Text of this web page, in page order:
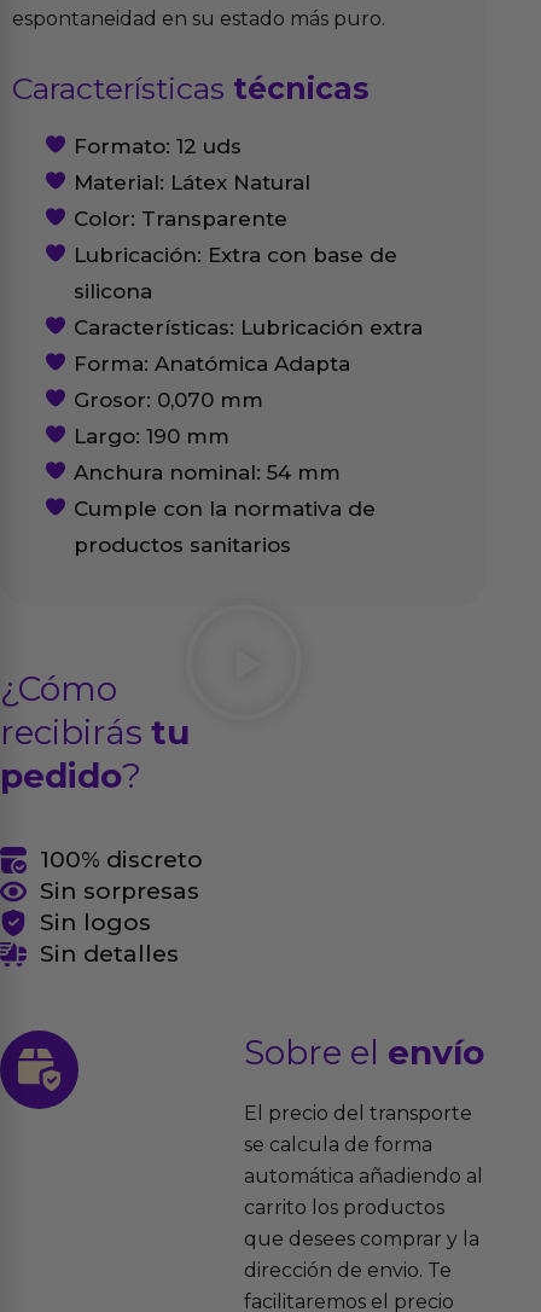
espontaneidad en su estado más puro.
Características técnicas
Formato: 12 uds
Material: Látex Natural
Color: Transparente
Lubricación: Extra con base de
silicona
Características: Lubricación extra
Forma: Anatómica Adapta
Grosor: 0,070 mm
Largo: 190 mm
Anchura nominal: 54 mm
Cumple con la normativa de
productos sanitarios
¿Cómo
recibirás tu
pedido?
100% discreto
Sin sorpresas
Sin logos
Sin detalles
Sobre el envío
El precio del transporte
se calcula de forma
automática añadiendo al
carrito los productos
que desees comprar y la
dirección de envio. Te
facilitaremos el precio